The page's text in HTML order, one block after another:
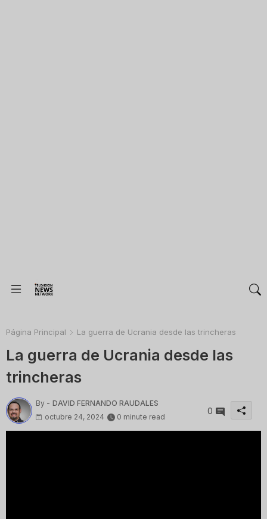
Página Principal La guerra de Ucrania desde las trincheras
La guerra de Ucrania desde las
trincheras
By - DAVID FERNANDO RAUDALES
octubre 24, 2024
0 minute read
0